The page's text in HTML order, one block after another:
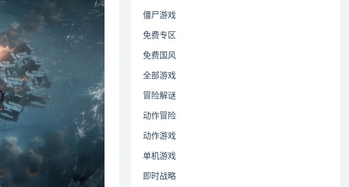
僵尸游戏
免费专区
免费国风
全部游戏
冒险解谜
动作冒险
动作游戏
单机游戏
即时战略